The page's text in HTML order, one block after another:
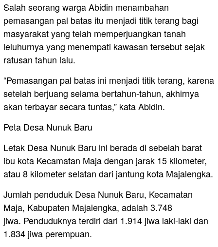
Salah seorang warga Abidin menambahan
pemasangan pal batas itu menjadi titik terang bagi
masyarakat yang telah memperjuangkan tanah
leluhurnya yang menempati kawasan tersebut sejak
ratusan tahun lalu.
“Pemasangan pal batas ini menjadi titik terang, karena
setelah berjuang selama bertahun-tahun, akhirnya
akan terbayar secara tuntas,” kata Abidin.
Peta Desa Nunuk Baru
Letak Desa Nunuk Baru ini berada di sebelah barat
ibu kota Kecamatan Maja dengan jarak 15 kilometer,
atau 8 kilometer selatan dari jantung kota Majalengka.
Jumlah penduduk Desa Nunuk Baru, Kecamatan
Maja, Kabupaten Majalengka, adalah 3.748
jiwa. Penduduknya terdiri dari 1.914 jiwa laki-laki dan
1.834 jiwa perempuan.